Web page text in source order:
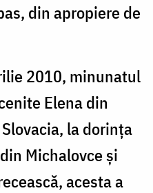
din apropiere de
2010, minunatul
Elena din
la dorința
Michalovce și
acesta a